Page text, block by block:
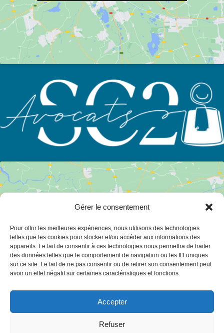
Gérer le consentement
Pour offrir les meilleures expériences, nous utilisons des technologies
telles que les cookies pour stocker et/ou accéder aux informations des
appareils. Le fait de consentir à ces technologies nous permettra de traiter
des données telles que le comportement de navigation ou les ID uniques
sur ce site. Le fait de ne pas consentir ou de retirer son consentement peut
avoir un effet négatif sur certaines caractéristiques et fonctions.
Accepter
Refuser
Cliquez pour accepter les cookies
marketing et activer ce contenu